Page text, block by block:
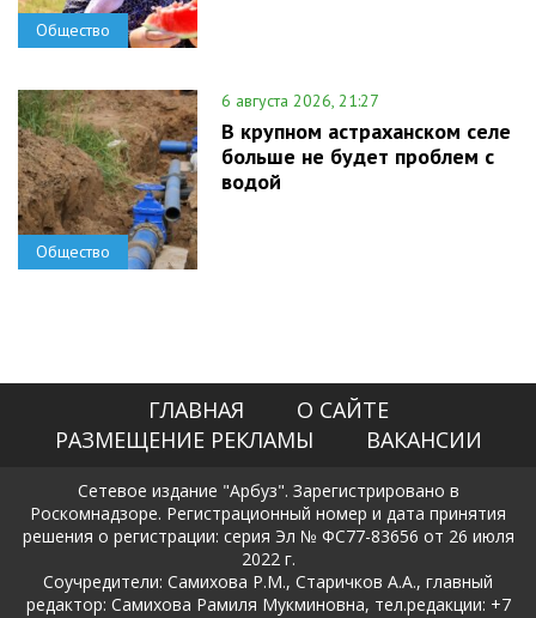
Общество
Общество
6 августа 2026, 21:27
В крупном астраханском селе
больше не будет проблем с
водой
ГЛАВНАЯ
О САЙТЕ
РАЗМЕЩЕНИЕ РЕКЛАМЫ
ВАКАНСИИ
Сетевое издание "Арбуз". Зарегистрировано в
Роскомнадзоре. Регистрационный номер и дата принятия
решения о регистрации: серия Эл № ФС77-83656 от 26 июля
2022 г.
Соучредители: Самихова Р.М., Старичков А.А., главный
редактор: Самихова Рамиля Мукминовна, тел.редакции: +7